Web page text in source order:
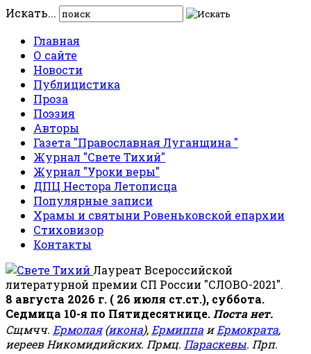
Искать...
Главная
О сайте
Новости
Публицистика
Проза
Поэзия
Авторы
Газета "Православная Луганщина "
Журнал "Свете Тихий"
Журнал "Уроки веры"
ДПЦ Нестора Летописца
Популярные записи
Храмы и святыни Ровеньковской епархии
Стиховизор
Контакты
Лауреат Всероссийской
литературной премии СП России "СЛОВО-2021".
8 августа 2026 г. ( 26 июля ст.ст.), суббота.
Седмица 10-я по Пятидесятнице. Поста нет.
Сщмчч. Ермолая(икона), Ермиппа иЕрмократа,
иереев Никомидийских. Прмц. Параскевы. Прп.